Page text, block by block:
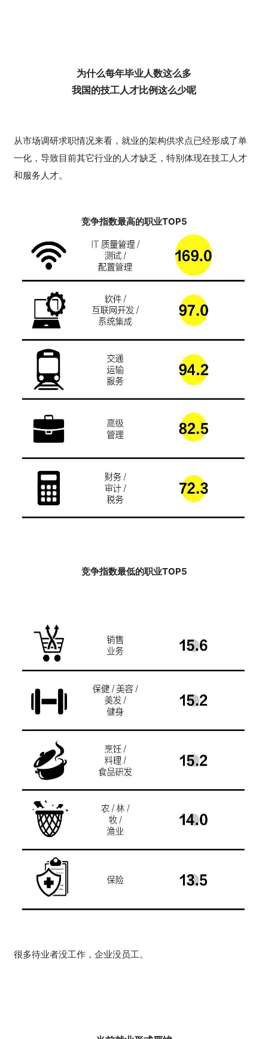
为什么每年毕业人数这么多
我国的技工人才比例这么少呢
从市场调研求职情况来看，就业的架构供求点已经形成了单
一化，导致目前其它行业的人才缺乏，特别体现在技工人才
和服务人才。
竞争指数最高的职业TOP5
竞争指数最低的职业TOP5
很多待业者没工作，企业没员工。